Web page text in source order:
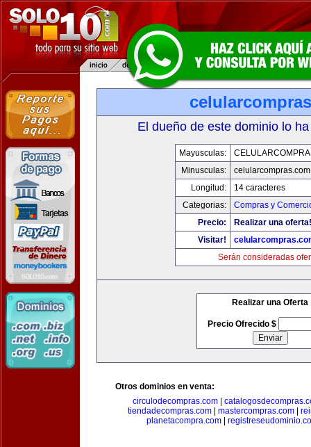
El dueño de este dominio lo
Mayusculas:
Minusculas:
celularcompras.com
Longitud:
14 caracteres
Categorias:
Compras y
Precio:
Realizar una oferta!
Visitar!
Serán consideradas
Realizar una Oferta
Precio Ofrecido $
Otros dominios en venta:
circulodecompras.com|
tiendadecompras.com| mastercompras.com|
planetacompra.com|